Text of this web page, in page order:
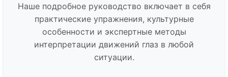
Наше подробное руководство включает в себя
практические упражнения, культурные
особенности и экспертные методы
интерпретации движений глаз в любой
ситуации.